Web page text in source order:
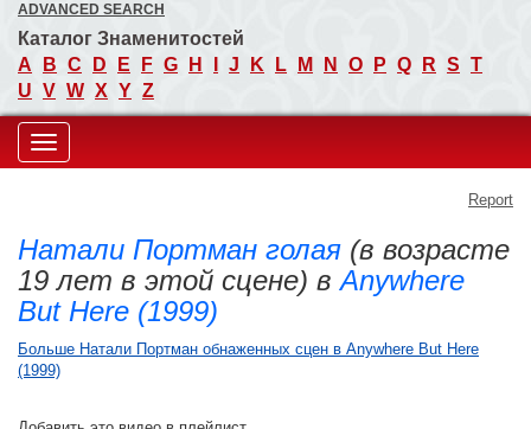
ADVANCED SEARCH
Каталог Знаменитостей
A
B C D E F G H J K L M N O P Q R S T
U V W X Y Z
Toggle
Report
Натали Портман голая (в возрасте
19 лет в этой сцене) вAnywhere
But Here (1999)
Больше Натали Портман обнаженных сцен в Anywhere But Here
(1999)